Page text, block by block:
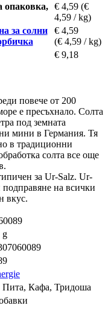
опаковка, € 4,59 (€
4,59 / kg)
за солни
€ 4,59
(€ 4,59 / kg)
€ 9,18
повече от 200
е пресъхнало. Солта
под земната
мини в Германия. Тя
в традиционни
солта все още
за Ur-Salz. Ur-
подправяне на всички
вкус.
g
Пита, Кафа, Тридоша